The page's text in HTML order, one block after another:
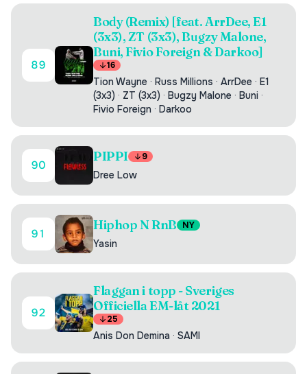
89
Body (Remix) [feat. ArrDee, E1
(3x3), ZT (3x3), Bugzy Malone,
Buni, Fivio Foreign & Darkoo]
16
Tion Wayne · Russ Millions · ArrDee · E1
(3x3) · ZT (3x3) · Bugzy Malone · Buni ·
Fivio Foreign · Darkoo
90
PIPPI 9
Dree Low
91
Hiphop N RnB NY
Yasin
92
Flaggan i topp - Sveriges
Officiella EM-låt 2021
25
Anis Don Demina · SAMI